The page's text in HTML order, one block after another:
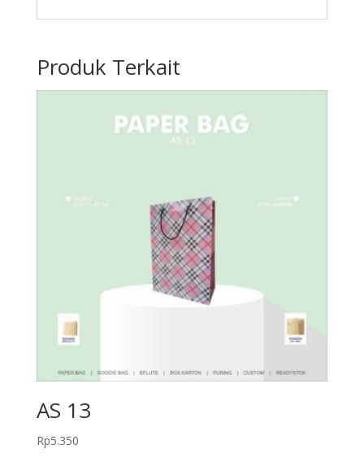
Produk Terkait
AS 13
Rp5.350